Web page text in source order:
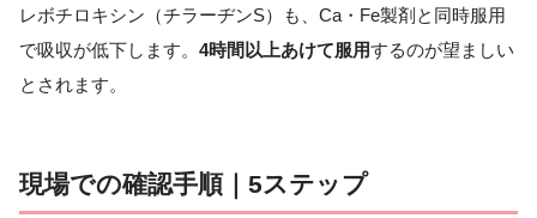
レボチロキシン（チラーヂンS）も、Ca・Fe製剤と同時服用
で吸収が低下します。 4時間以上あけて服用するのが望ましい
とされます。
現場での確認手順｜5ステップ